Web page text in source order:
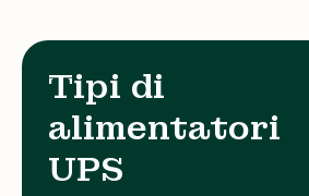
Tipi di
alimentatori
UPS